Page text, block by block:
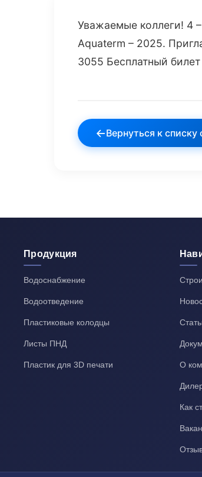
Уважаемые коллеги! 4
Aquaterm – 2025.
3055 Бесплатный
←Вернуться к списку
Продукция
Водоснабжение
Водоотведение
Пластиковые колодцы
Листы ПНД
Пластик для 3D печати О
Как